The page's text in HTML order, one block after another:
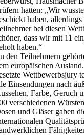
hatten: „Wir
haben,
bei diesen
dass wir mit 11
haben.“
den Teilnehmern
europäischen
Wettbewerbsjury
Einsendungen nach
Farbe, Geruch
verschiedenen
und Gläser gaben